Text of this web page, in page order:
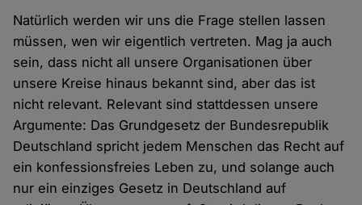
Natürlich werden wir uns die Frage stellen lassen
müssen, wen wir eigentlich vertreten. Mag ja auch
sein, dass nicht all unsere Organisationen über
unsere Kreise hinaus bekannt sind, aber das ist
nicht relevant. Relevant sind stattdessen unsere
Argumente: Das Grundgesetz der Bundesrepublik
Deutschland spricht jedem Menschen das Recht auf
ein konfessionsfreies Leben zu, und solange auch
nur ein einziges Gesetz in Deutschland auf